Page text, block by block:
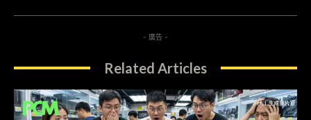
- 廣告 -
Related Articles